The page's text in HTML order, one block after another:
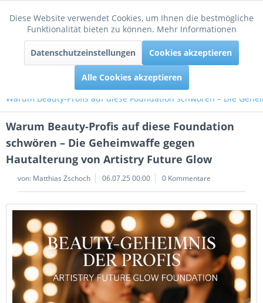
Menü
Warum Beauty-Profis auf diese Foundation schwören – Die
Warum Beauty-Profis auf diese Foundation
schwören – Die Geheimwaffe gegen
Hautalterung von Artistry Future Glow
von: Matthias Zschoch 06.07.25 00:00 0 Kommentare
Funktionale Aktiv
Tracking Inaktiv
Diese Website verwendet Cookies, um Ihnen die bestmögliche
Funktionalität bieten zu können. Mehr Informationen
Datenschutzeinstellungen Cookies akzeptieren
Alle Cookies akzeptieren